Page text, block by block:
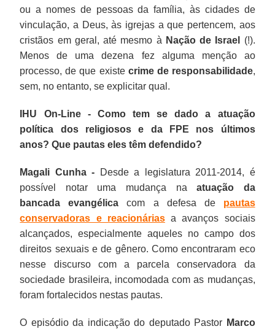
ou a nomes de pessoas da família, às cidades de
vinculação, a Deus, às igrejas a que pertencem, aos
cristãos em geral, até mesmo à Nação de Israel
(!).
Menos de uma dezena fez alguma menção ao
processo, de que existe crime de responsabilidade,
sem, no entanto, se explicitar qual.
IHU On-Line - Como tem se dado a atuação
política dos religiosos e da FPE nos últimos
anos? Que pautas eles têm defendido?
Magali Cunha - Desde a legislatura 2011-2014, é
possível notar uma mudança naatuação da
bancada evangélica com a defesa de pautas
conservadoras e reacionáriasa avanços sociais
alcançados, especialmente aqueles no campo dos
direitos sexuais e de gênero. Como encontraram eco
nesse discurso com a parcela conservadora da
sociedade brasileira, incomodada com as mudanças,
foram fortalecidos nestas pautas.
O episódio da indicação do deputado Pastor Marco